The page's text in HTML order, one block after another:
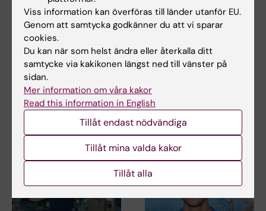
22 maj 2026
Avhandling om
thorakal aortakirurgi
med hjälp av
hjärtlungmaskin
Val av teknik vid thorakal
aortakirurgi kan påverka
komplikationsrisk och…
23 mar 2026
Malin Granbom Koski
2025
Malin Granbom Koski får
Kandidat- och…
Viss information kan överföras till länder utanför EU.
Genom att samtycka godkänner du att vi sparar
cookies.
Du kan när som helst ändra eller återkalla ditt
samtycke via kakikonen längst ned till vänster på
sidan.
Mer information om våra kakor
Read this information in English
Tillåt endast nödvändiga
Tillåt mina valda kakor
Tillåt alla